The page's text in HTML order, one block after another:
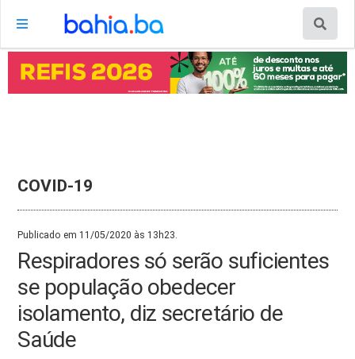
COVID-19
Publicado em 11/05/2020 às 13h23.
Respiradores só serão suficientes
se população obedecer
isolamento, diz secretário de
Saúde